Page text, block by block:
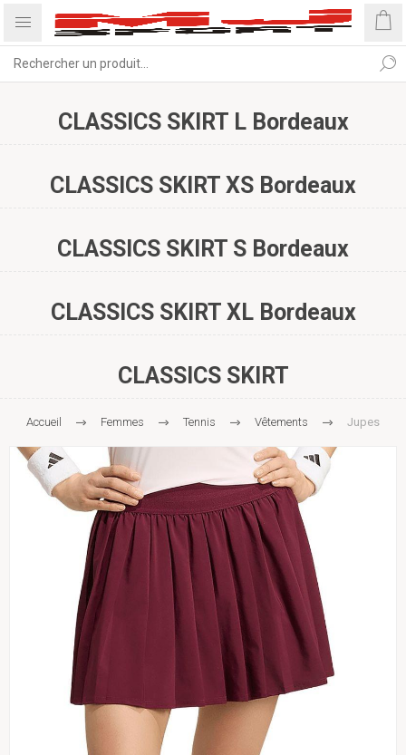
CLASSICS SKIRT L Bordeaux
CLASSICS SKIRT XS Bordeaux
CLASSICS SKIRT S Bordeaux
CLASSICS SKIRT XL Bordeaux
CLASSICS SKIRT
Accueil Femmes Tennis Vêtements Jupes